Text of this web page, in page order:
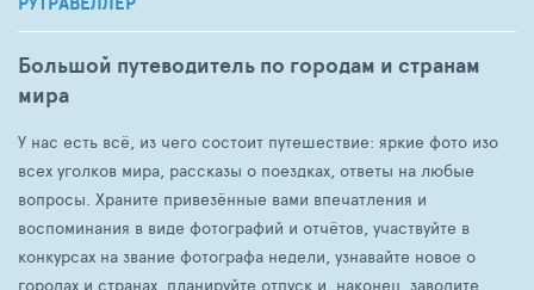
Большой путеводитель по городам и странам
мира
У нас есть всё, из чего состоит путешествие: яркие фото изо
всех уголков мира, рассказы о поездках, ответы на любые
вопросы. Храните привезённые вами впечатления и
воспоминания в виде фотографий и отчётов, участвуйте в
конкурсах на звание фотографа недели, узнавайте новое о
городах и странах, планируйте отпуск и, наконец, заводите